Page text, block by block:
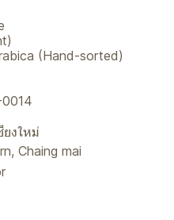
(Hand-sorted)
งใหม่
Chaing mai